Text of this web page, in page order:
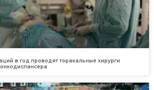
в год проводят торакальные хирурги